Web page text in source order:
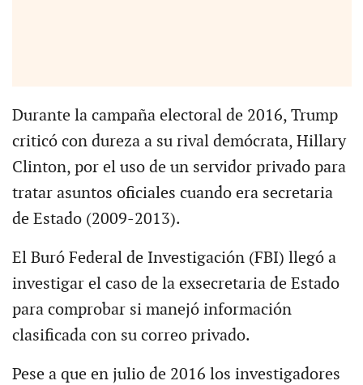
Durante la campaña electoral de 2016, Trump
criticó con dureza a su rival demócrata, Hillary
Clinton, por el uso de un servidor privado para
tratar asuntos oficiales cuando era secretaria
de Estado (2009-2013).
El Buró Federal de Investigación (FBI) llegó a
investigar el caso de la exsecretaria de Estado
para comprobar si manejó información
clasificada con su correo privado.
Pese a que en julio de 2016 los investigadores